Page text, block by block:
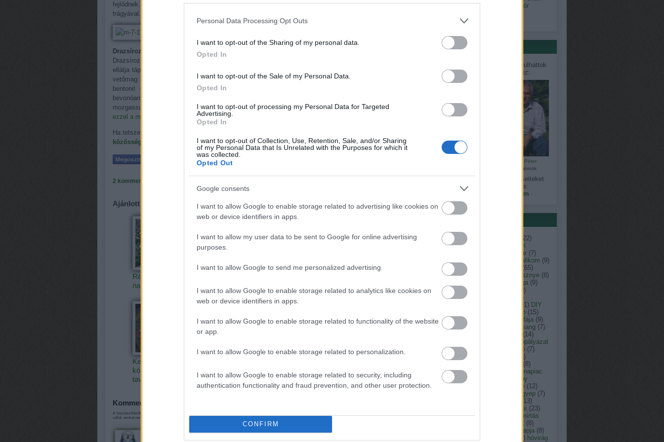
Personal Data Processing Opt Outs
I want to opt-out of the Sharing of my personal data.
Opted In
I want to opt-out of the Sale of my Personal Data.
Opted In
I want to opt-out of processing my Personal Data for Targeted
Advertising.
Opted In
I want to opt-out of Collection, Use, Retention, Sale, and/or Sharing
of my Personal Data that Is Unrelated with the Purposes for which it
was collected.
Opted Out
Google consents
I want to allow Google to enable storage related to advertising like cookies on
web or device identifiers in apps.
I want to allow my user data to be sent to Google for online advertising
purposes.
I want to allow Google to send me personalized advertising.
I want to allow Google to enable storage related to analytics like cookies on
web or device identifiers in apps.
I want to allow Google to enable storage related to functionality of the website
or app.
I want to allow Google to enable storage related to personalization.
I want to allow Google to enable storage related to security, including
authentication functionality and fraud prevention, and other user protection.
CONFIRM
fejlődnek. Rendszeresen öntözzük, és 14 naponta 2-3-szor tápoldatozzuk zöldségekhez való
trágyával. A burgonyát akkor lehet felszedni, ha a levelei fonnyadni kezdenek.
Drazsírozott vetőmag
Drazsírozás során a magokat agyagréteggel vonják be, amely nedvesség hatására megduzzad, és
ellátja tápanyaggal és nedvességgel a magot, amíg az nem kapcsolódik a talajhoz. A drazsírozott
vetőmag például vethető direkt a mulcsba, mert nagyon ellenálló a szárazsággal szemben. A
bentonit – egyfajta agyag, amely por formábankapható a kertészeti árudákban – alkalmas
bevonóanyagként. A magokat nedvesítsük meg egy tálkában, szórjunk rá száraz bentonitot, majd
mozgassuk ide-oda. Ha a por nem tapadna, hintsük még meg vízzel. Készíthetünk magszalagot is,
ezzel a módszerrel
Ha tetszett a bejegyzés, oszd meg ismerőseiddel és csatlakozz a
közösségéhez
2 komment
Ajánlott bejegyzések:
Régi népélet
naptára
beszerzéséhez
ez
Kertészeti
könyvszemle
tavaszra
Kommentek:
A hozzászólások a
vállal, azokat nem ellenőrzi. Kifogás esetén forduljon a blog szerkesztőjéhez. Részletek a
adatvédelmi tájékoztatóban
http://srbija.blog.hu 2019.04.10. 20:59:12
(2020.03.07. 06:48
Laminált tükör
Szakértőink
Kérdésekkel, problémákkal fordulhattok
közvetlenül szakértőinkhez:
Czauner Péter
kertészmérnök
Vagy észrevételeiteket, kérdéseiteket
megoszthatjátok velünk is:
kapanyelinfo@gmail.com
advent (7 ágimama 22)
aratás (13) arborétum
ásványi
avar (7)
bazsalikom (9)
(15 botanikus kert (65)
citromfű (7) citrusfélék cseresznye (8)
csiga (9)
csonka péter természetfotós
19)
czauner péter
)
21) DIY
dologtiltó nap (15)
egynyári virágok
év fája (9)
fagy (11) fagyosszentek farsang (7)
(14)
fotópályázat
füge (7) fűnyíró (7)
fűszerkert
10 36)
(8)
Füvészkert (
gabonapiac
Gardenexpo
gazdasszony
tanácsai
gesztenye (12)
gyep (7)
13)
gyógyhatás (23)
gyógynövény (39
gyomirtás
hagymások (8)
halottak napja (8)
) hóvirág